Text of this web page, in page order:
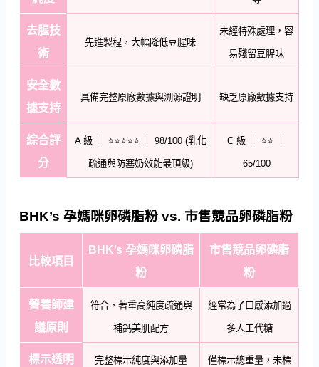
去腥技
術
先進製程，大幅降低豆腥味
未經特殊處理，容
易殘留豆腥味
安全數
據支持
具備完整原廠數據與溯源證明 缺乏原廠數據支持
綜合評
分
A 級 ｜ ⭐⭐⭐⭐⭐ ｜ 98/100 (乳化
疏通與防塞奶效能最頂級)
C 級 ｜ ⭐⭐ ｜
65/100
BHK’s 孕媽咪卵磷脂粉 vs. 市售競品卵磷脂粉
比較項目
BHK’s 孕媽咪卵磷脂
粉
市售競品卵磷脂
粉
營養師建
議原則
符合，著重高純度疏通與
補鈣美肌配方
經常為了口感添加過
多人工代糖
標示透明
完整標示純度與添加量 僅標示總重量，未標